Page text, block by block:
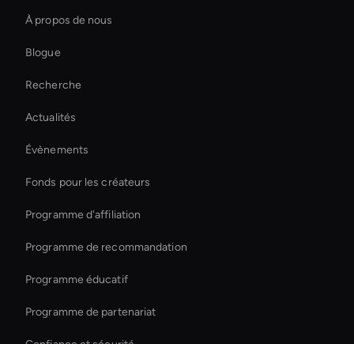
Live Ai Avatar
Ai Agent For Automation
Create Digital Human For Marketing Campaigns
Digital Twin For Meetings
Ai Avatar For Advertising
Live Ai Presenter
À propos de nous
Blogue
Recherche
Actualités
Évènements
Fonds pour les créateurs
Programme d'affiliation
Programme de recommandation
Programme éducatif
Programme de partenariat